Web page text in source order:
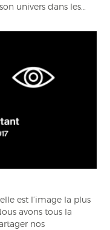
univers dans les…
est l’image la plus
avons tous la
nos